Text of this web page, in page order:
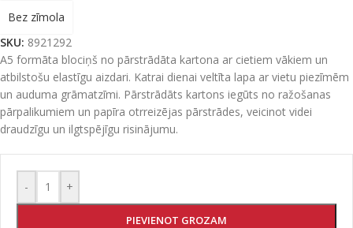
Bez zīmola
SKU: 8921292
A5 formāta blociņš no pārstrādāta kartona ar cietiem vākiem un
atbilstošu elastīgu aizdari. Katrai dienai veltīta lapa ar vietu piezīmēm
un auduma grāmatzīmi. Pārstrādāts kartons iegūts no ražošanas
pārpalikumiem un papīra otrreizējas pārstrādes, veicinot videi
draudzīgu un ilgtspējīgu risinājumu.
- +
PIEVIENOT GROZAM